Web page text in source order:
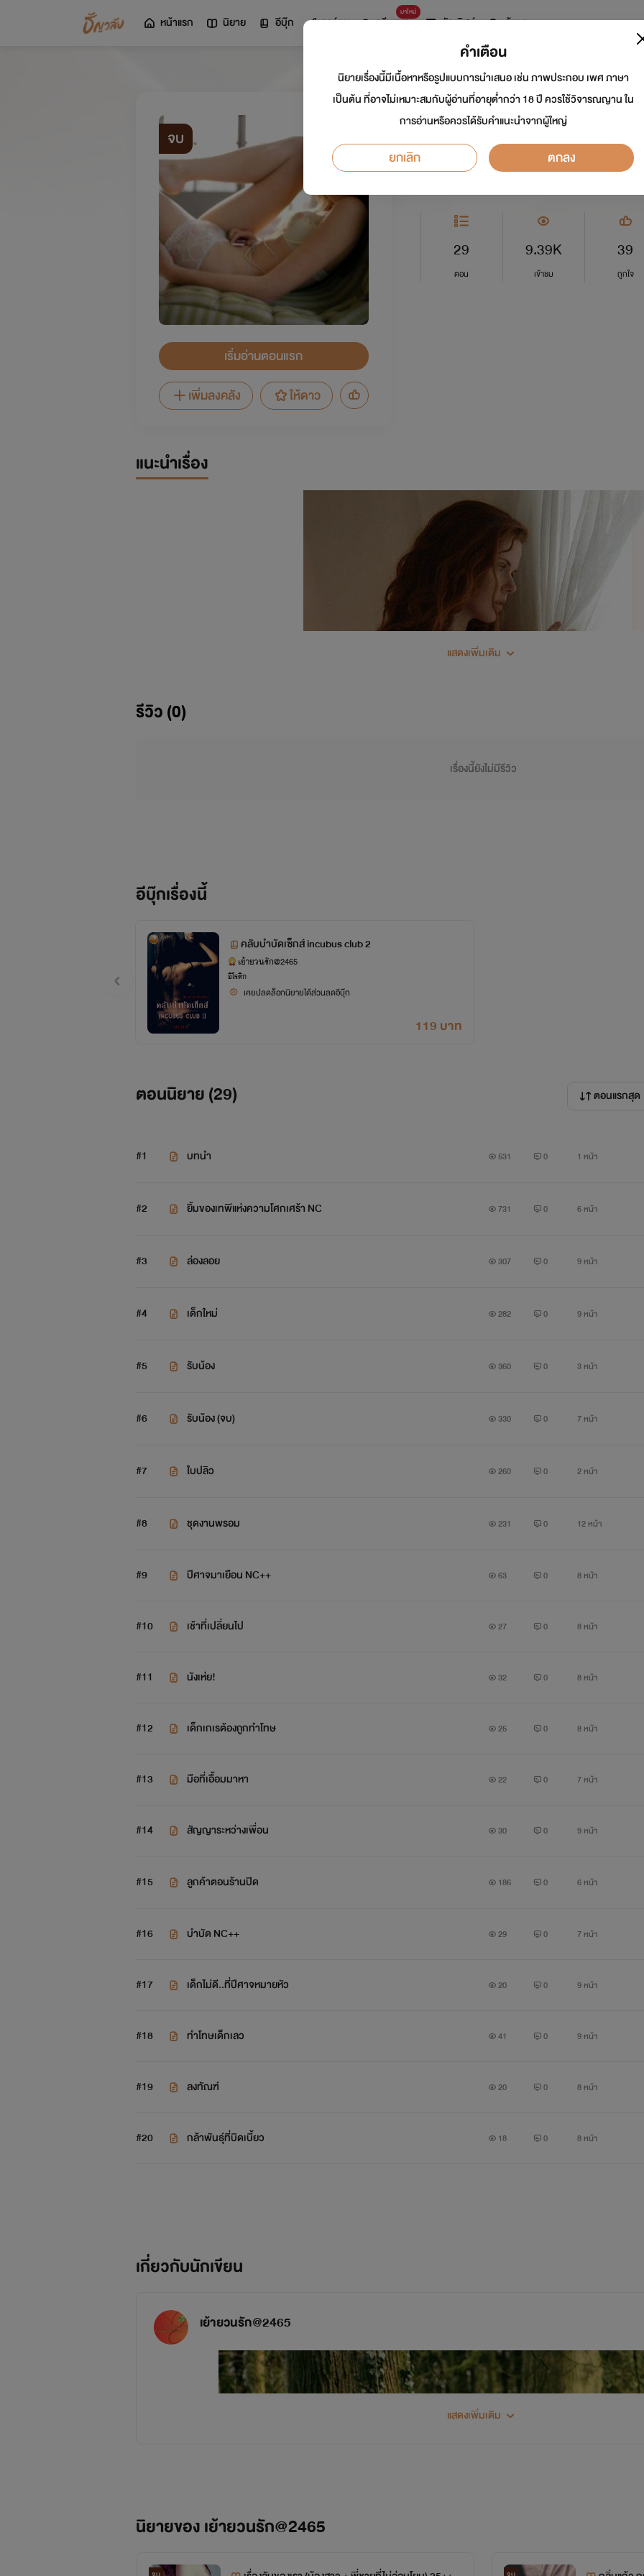
หน้าแรก นิยาย อีบุ๊ก การ์ตูน
มาใหม่
ดรีมแชท ธัญลิสต์ ค้นหา
จบ
เริ่มอ่านตอนแรก
เพิ่มลงคลัง
ให้ดาว
คลับบำบัดเซ็กส์
นักเขียน:เย้ายวนรัก@2465
อีโรติก
29
ตอน
9.39K
เข้าชม
39
ถูกใจ
แนะนำเรื่อง
ซาแมนธา เด็กสาวที่ถูกบูลลี่ รังแก กลั่นแกล้ง จนอยากไร้ตัวตนไปจากบนโลกใบนี้
ทำให้เธอนึกขำ
ที่จะบำบัดเธอด้วยตัณหาและความตาย
โปรยปราย...
มือนั้นเลื่อนลงต่ำตามคำพูด เมื่อเลื่อนลงถึงทรวงงาม ที่มือของหล่อนปิดบังไว้ ท่านเซอร์จับมือนั้นแยกออ
งามที่ได้เห็น มือของเขากอบกุมคลึงเคล้น จนซาแมนธาเปล่งเสียงครางออกมา เธอเคยโดนสัมผัสตรงนี้มา
ผีเสื้อนับร้อยกำลังกรีดปีก กลีบกุหลาบอิ่มอูมคลี่กลีบของมัน น้ำหวานกำลังเริ่มเอ่อ กับสัมผัสอันแสนสยิวรั
มือของเขากดเธอให้นอนลง ริมฝีปากนั้นคลี่ยิ้มอย่างยินดีกับสิ่งที่ได้ยล เสียงนั้นเอ่ยต่ออย่างนิ่มนวล
“มันงดงาม น่าเปิดเผย ให้ชายทั้งโลกได้ยลความงาม ให้หญิงทั้งปฐพีได้ริษยาเจ้า แทนที่จะปิดมันไว้ภายใต้เสื้
เสียงของเธอกระซิบดังขึ้น ท่ามกลางพายุหฤหรรษ์ที่เขากำลังก่อให้เกิดกับตัวเธอ ซาแมนธาหลับตาพริ้ม ครา
ไปตามหน้าท้องเนียน
แสดงเพิ่มเติม
รีวิว (0)
เรื่องนี้ยังไม่มีรีวิว
อีบุ๊กเรื่องนี้
คลับบำบัดเซ็กส์ incubus club 2
เย้ายวนรัก@2465
อีโรติก
เคยปลดล็อกนิยายได้ส่วนลดอีบุ๊ก
119 บาท
ตอนนิยาย (29) ตอนแรกสุด
#1 บทนำ 531 0 1 หน้า
#2 ยิ้มของเทพีแห่งความโศกเศร้า NC 731 0 6 หน้า
#3 ล่องลอย 307 0 9 หน้า
#4 เด็กใหม่ 282 0 9 หน้า
#5 รับน้อง 360 0 3 หน้า
#6 รับน้อง (จบ) 330 0 7 หน้า
#7 ใบปลิว 260 0 2 หน้า
#8 ชุดงานพรอม 231 0 12 หน้า
#9 ปีศาจมาเยือน NC++ 63 0 8 หน้า
#10 เช้าที่เปลี่ยนไป 27 0 8 หน้า
#11 นังเห่ย! 32 0 8 หน้า
#12 เด็กเกเรต้องถูกทำโทษ 25 0 8 หน้า
#13 มือที่เอื้อมมาหา 22 0 7 หน้า
#14 สัญญาระหว่างเพื่อน 30 0 9 หน้า
#15 ลูกค้าตอนร้านปิด 186 0 6 หน้า
#16 บำบัด NC++ 29 0 7 หน้า
#17 เด็กไม่ดี..ที่ปีศาจหมายหัว 20 0 9 หน้า
#18 ทำโทษเด็กเลว 41 0 9 หน้า
#19 ลงทัณฑ์ 20 0 8 หน้า
#20 กล้าพันธุ์ที่บิดเบี้ยว 18 0 8 หน้า
เกี่ยวกับนักเขียน
เย้ายวนรัก@2465
แสดงเพิ่มเติม
นิยายของ เย้ายวนรัก@2465
คำเตือน
นิยายเรื่องนี้มีเนื้อหาหรือรูปแบบการนำเสนอ เช่น ภาพประกอบ เพศ ภาษา
เป็นต้น ที่อาจไม่เหมาะสมกับผู้อ่านที่อายุต่ำกว่า 18 ปี ควรใช้วิจารณญาน ใน
การอ่านหรือควรได้รับคำแนะนำจากผู้ใหญ่
ยกเลิก ตกลง